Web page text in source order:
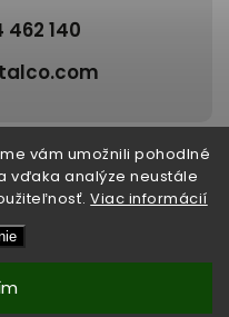
vám umožnili pohodlné
vďaka analýze neustále
Viac informácií
462 140
. Všetky práva vyhradené.
cookies
Design